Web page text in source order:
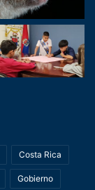
Costa Rica
Gobierno